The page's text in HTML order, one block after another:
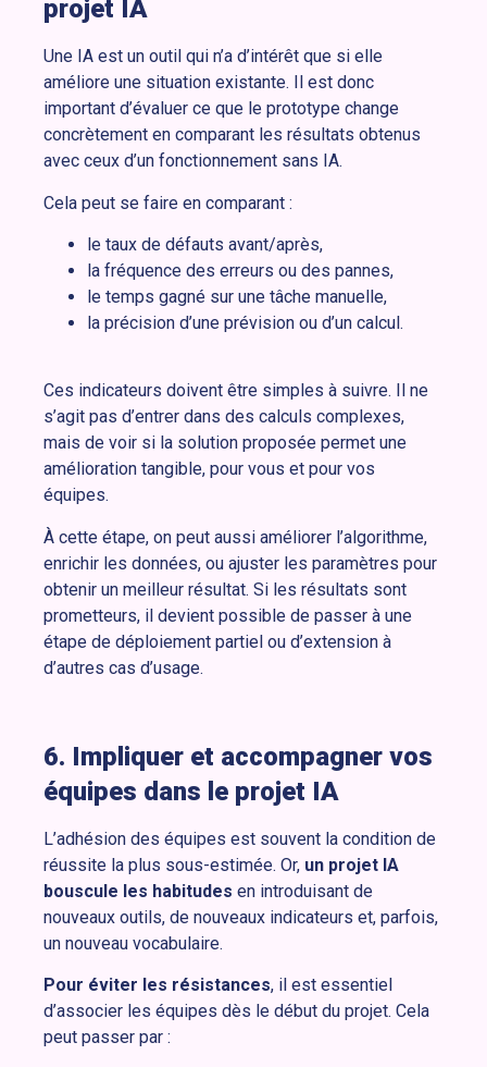
projet IA
Une IA est un outil qui n’a d’intérêt que si elle
améliore une situation existante. Il est donc
important d’évaluer ce que le prototype change
concrètement en comparant les résultats obtenus
avec ceux d’un fonctionnement sans IA.
Cela peut se faire en comparant :
le taux de défauts avant/après,
la fréquence des erreurs ou des pannes,
le temps gagné sur une tâche manuelle,
la précision d’une prévision ou d’un calcul.
Ces indicateurs doivent être simples à suivre. Il ne
s’agit pas d’entrer dans des calculs complexes,
mais de voir si la solution proposée permet une
amélioration tangible, pour vous et pour vos
équipes.
À cette étape, on peut aussi améliorer l’algorithme,
enrichir les données, ou ajuster les paramètres pour
obtenir un meilleur résultat. Si les résultats sont
prometteurs, il devient possible de passer à une
étape de déploiement partiel ou d’extension à
d’autres cas d’usage.
6. Impliquer et accompagner vos
équipes dans le projet IA
L’adhésion des équipes est souvent la condition de
réussite la plus sous-estimée. Or, un projet IA
bouscule les habitudes en introduisant de
nouveaux outils, de nouveaux indicateurs et, parfois,
un nouveau vocabulaire.
Pour éviter les résistances, il est essentiel
d’associer les équipes dès le début du projet. Cela
peut passer par :